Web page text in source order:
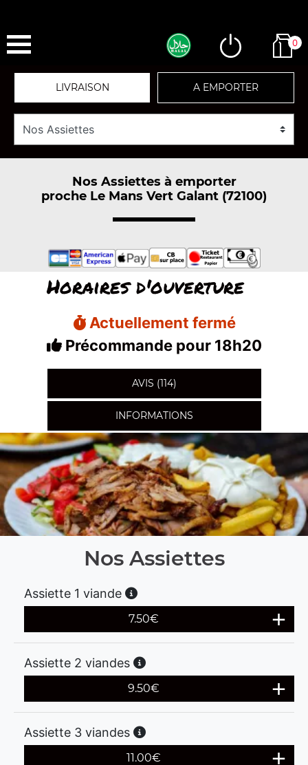
0
LIVRAISON A EMPORTER
Nos Assiettes à emporter
proche Le Mans Vert Galant (72100)
Horaires d'ouverture
Actuellement fermé
Précommande pour 18h20
AVIS (114)
INFORMATIONS
Nos Assiettes
Assiette 1 viande
7.50€
Assiette 2 viandes
9.50€
Assiette 3 viandes
11.00€